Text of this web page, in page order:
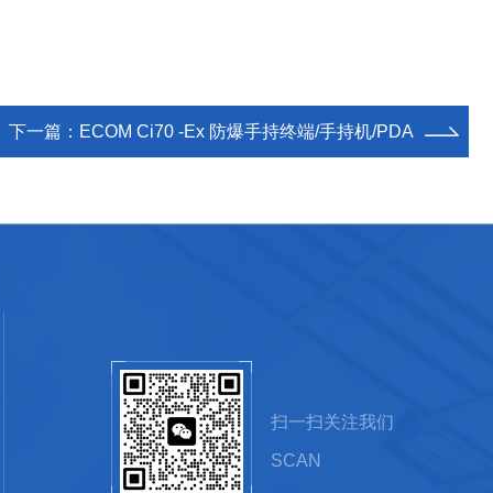
下一篇： ECOM Ci70 -Ex 防爆手持终端/手持机/PDA
扫一扫关注我们
SCAN